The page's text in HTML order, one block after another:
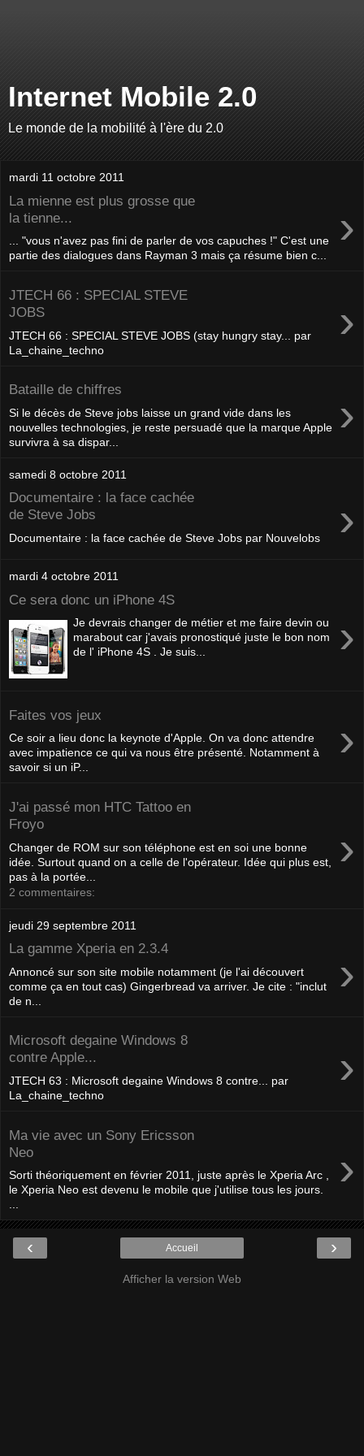
Internet Mobile 2.0
Le monde de la mobilité à l'ère du 2.0
mardi 11 octobre 2011
La mienne est plus grosse que
la tienne...
›
... "vous n'avez pas fini de parler de vos capuches !" C'est une
partie des dialogues dans Rayman 3 mais ça résume bien c...
JTECH 66 : SPECIAL STEVE
JOBS
›
JTECH 66 : SPECIAL STEVE JOBS (stay hungry stay... par
La_chaine_techno
Bataille de chiffres ›
Si le décès de Steve jobs laisse un grand vide dans les
nouvelles technologies, je reste persuadé que la marque Apple
survivra à sa dispar...
samedi 8 octobre 2011
Documentaire : la face cachée
de Steve Jobs
›
Documentaire : la face cachée de Steve Jobs par Nouvelobs
mardi 4 octobre 2011
Ce sera donc un iPhone 4S
›
Je devrais changer de métier et me faire devin ou
marabout car j'avais pronostiqué juste le bon nom
de l' iPhone 4S . Je suis...
Faites vos jeux ›
Ce soir a lieu donc la keynote d'Apple. On va donc attendre
avec impatience ce qui va nous être présenté. Notamment à
savoir si un iP...
J'ai passé mon HTC Tattoo en
Froyo
›
Changer de ROM sur son téléphone est en soi une bonne
idée. Surtout quand on a celle de l'opérateur. Idée qui plus est,
pas à la portée...
2 commentaires:
jeudi 29 septembre 2011
La gamme Xperia en 2.3.4 ›
Annoncé sur son site mobile notamment (je l'ai découvert
comme ça en tout cas) Gingerbread va arriver. Je cite : "inclut
de n...
Microsoft degaine Windows 8
contre Apple...
›
JTECH 63 : Microsoft degaine Windows 8 contre... par
La_chaine_techno
Ma vie avec un Sony Ericsson
Neo
›
Sorti théoriquement en février 2011, juste après le Xperia Arc ,
le Xperia Neo est devenu le mobile que j'utilise tous les jours.
...
‹ ›
Accueil
Afficher la version Web